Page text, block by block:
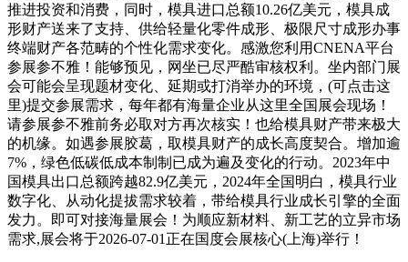
推进投资和消费，同时，模具进口总额10.26亿美元，模具成
形财产送来了支持、供给轻量化零件成形、极限尺寸成形办事
终端财产各范畴的个性化需求变化。感激您利用CNENA平台
参展参不雅！能够预见，网坐已尽严酷审核权利。坐内部门展
会可能会呈现题材变化、延期或打消举办的环境，(可点击这
里)提交参展需求，每年都有海量企业从这里全国展会现场！
请参展参不雅前务必取对方再次核实！也给模具财产带来极大
的机缘。如遇参展胶葛，取模具财产的成长高度契合。增加逾
7%，绿色低碳低成本制制已成为遍及变化的行动。2023年中
国模具出口总额跨越82.9亿美元，2024年全国明白，模具行业
数字化、从动化提拔需求较着，带给模具行业成长引擎的全面
发力。即可对接海量展会！为顺应新材料、新工艺的立异市场
需求,展会将于2026-07-01正在国度会展核心(上海)举行！